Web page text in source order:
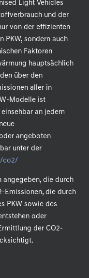
Light Vehicles
und der
von der effizienten
PKW, sondern auch
Faktoren
hauptsächlich
über den
aller in
Modelle ist
an jedem
angeboten
unter der
co2/
angegeben, die durch
Emissionen, die durch
PKW sowie des
oder
der CO2-